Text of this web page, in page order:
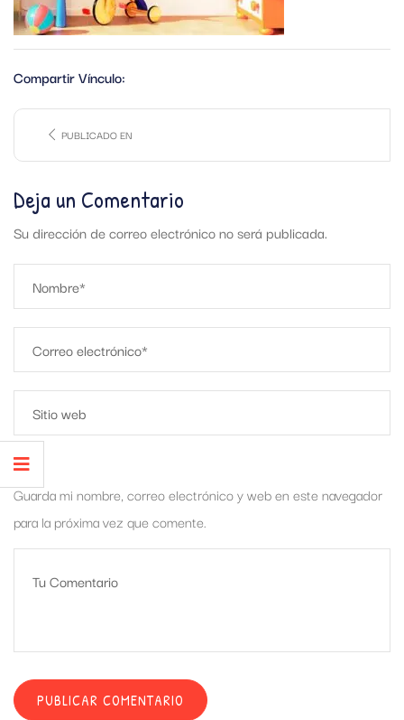
Compartir Vínculo:
PUBLICADO EN
Deja un Comentario
Su dirección de correo electrónico no será publicada.
Guarda mi nombre, correo electrónico y web en este navegador
para la próxima vez que comente.